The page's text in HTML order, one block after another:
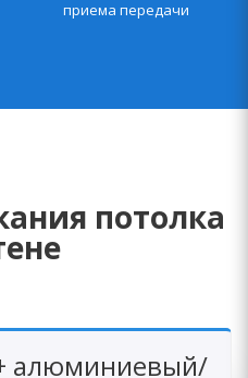
приема передачи
потолка
алюминиевый/